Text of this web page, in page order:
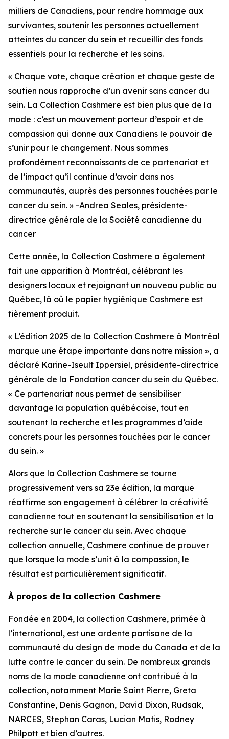
milliers de Canadiens, pour rendre hommage aux
survivantes, soutenir les personnes actuellement
atteintes du cancer du sein et recueillir des fonds
essentiels pour la recherche et les soins.
« Chaque vote, chaque création et chaque geste de
soutien nous rapproche d’un avenir sans cancer du
sein. La Collection Cashmere est bien plus que de la
mode : c’est un mouvement porteur d’espoir et de
compassion qui donne aux Canadiens le pouvoir de
s’unir pour le changement. Nous sommes
profondément reconnaissants de ce partenariat et
de l’impact qu’il continue d’avoir dans nos
communautés, auprès des personnes touchées par le
cancer du sein. » -Andrea Seales, présidente-
directrice générale de la Société canadienne du
cancer
Cette année, la Collection Cashmere a également
fait une apparition à Montréal, célébrant les
designers locaux et rejoignant un nouveau public au
Québec, là où le papier hygiénique Cashmere est
fièrement produit.
« L’édition 2025 de la Collection Cashmere à Montréal
marque une étape importante dans notre mission », a
déclaré Karine-Iseult Ippersiel, présidente-directrice
générale de la Fondation cancer du sein du Québec.
« Ce partenariat nous permet de sensibiliser
davantage la population québécoise, tout en
soutenant la recherche et les programmes d’aide
concrets pour les personnes touchées par le cancer
du sein. »
Alors que la Collection Cashmere se tourne
progressivement vers sa 23e édition, la marque
réaffirme son engagement à célébrer la créativité
canadienne tout en soutenant la sensibilisation et la
recherche sur le cancer du sein. Avec chaque
collection annuelle, Cashmere continue de prouver
que lorsque la mode s’unit à la compassion, le
résultat est particulièrement significatif.
À propos de la collection Cashmere
Fondée en 2004, la collection Cashmere, primée à
l’international, est une ardente partisane de la
communauté du design de mode du Canada et de la
lutte contre le cancer du sein. De nombreux grands
noms de la mode canadienne ont contribué à la
collection, notamment Marie Saint Pierre, Greta
Constantine, Denis Gagnon, David Dixon, Rudsak,
NARCES, Stephan Caras, Lucian Matis, Rodney
Philpott et bien d’autres.